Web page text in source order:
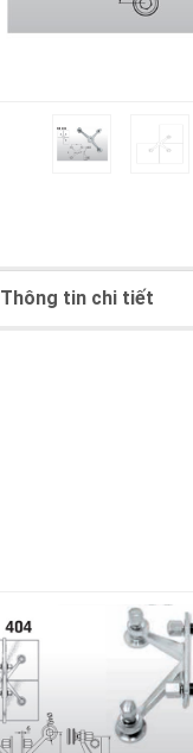
Thông tin chi tiết